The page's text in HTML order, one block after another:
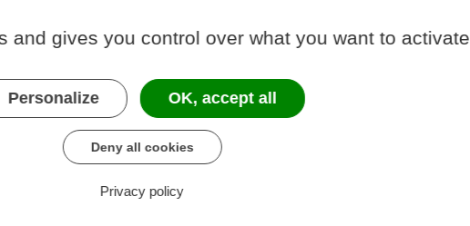
protection des personnes et des biens.
et techniciens de la base aérienne
le justifient, des durées maximales de
de repos peuvent être
Cela peut, par exemple, être le cas
and gives you control over what you want to activate
Personalize OK, accept all
Deny all cookies
Privacy policy